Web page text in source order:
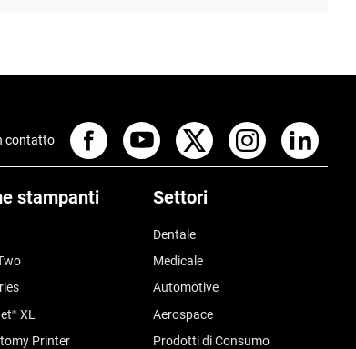
stampanti
® XL
Printer
Settori
Dentale
Medicale
Automotive
Aerospace
Prodotti di Consumo
contatto